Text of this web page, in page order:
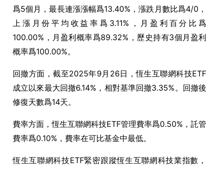
爲5個月，最長連漲漲幅爲13.40% ，漲跌月數比爲4/0 ，
上漲月份平均收益率爲 3.11% ，月盈利百分比爲
100.00% ，月盈利概率爲89.32% ，歷史持有3個月盈利
概率爲100.00%。
回撤方面，截至2025年9月 26日，恆生互聯網科技ETF
成立以來最大回撤6.14% ，相對基準回撤3.35%。回撤後
修復天數爲14天。
費率方面，恆生互聯網科技ETF管理費率爲0.50% ，託管
費率爲0.10% ，費率在可比基金中最低。
恆生互聯網科技ETF緊密跟蹤恆生互聯網科技業指數，